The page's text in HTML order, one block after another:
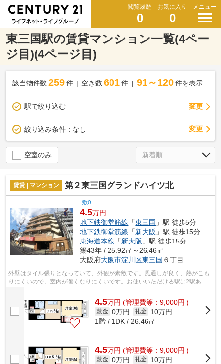
閲覧履歴
0
お気に入り
0
メニュー
東三国駅の賃貸マンション一覧(4ペー
ジ目)(4ページ目)
該当物件数 259件 空き数 601 件 91～120 件を表示
駅で絞り込む 変更
絞り込み条件： なし 変更
空室のみ
賃貸 | マンション 第２東三国グランドハイツ北
敷0
4.5万円
地下鉄御堂筋線 「東三国 」駅 徒歩5分
地下鉄御堂筋線 「新大阪 」駅 徒歩15分
東海道本線 「新大阪 」駅 徒歩15分
築43年 / 25.92㎡～26.46㎡
大阪府大阪市淀川区東三国 ６丁目
外壁はタイル張りとなっていて、外観が素敵です。風通しが良く、熱がこも
りにくいので、室内が暑くなりにくいです。お使いいただける駅は2駅あ
4.5万円 (管理費等：9,000円 )
敷金 0万円 礼金
10万円
1階 / 1DK / 26.46㎡
4.5万円 (管理費等：9,000円 )
敷金 0万円 礼金
10万円